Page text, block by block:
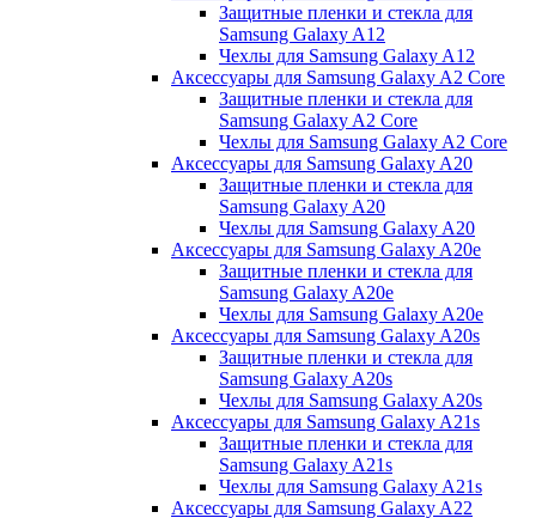
Защитные пленки и стекла для
Samsung Galaxy A12
Чехлы для Samsung Galaxy A12
Аксессуары для Samsung Galaxy A2 Core
Защитные пленки и стекла для
Samsung Galaxy A2 Core
Чехлы для Samsung Galaxy A2 Core
Аксессуары для Samsung Galaxy A20
Защитные пленки и стекла для
Samsung Galaxy A20
Чехлы для Samsung Galaxy A20
Аксессуары для Samsung Galaxy A20e
Защитные пленки и стекла для
Samsung Galaxy A20e
Чехлы для Samsung Galaxy A20e
Аксессуары для Samsung Galaxy A20s
Защитные пленки и стекла для
Samsung Galaxy A20s
Чехлы для Samsung Galaxy A20s
Аксессуары для Samsung Galaxy A21s
Защитные пленки и стекла для
Samsung Galaxy A21s
Чехлы для Samsung Galaxy A21s
Аксессуары для Samsung Galaxy A22